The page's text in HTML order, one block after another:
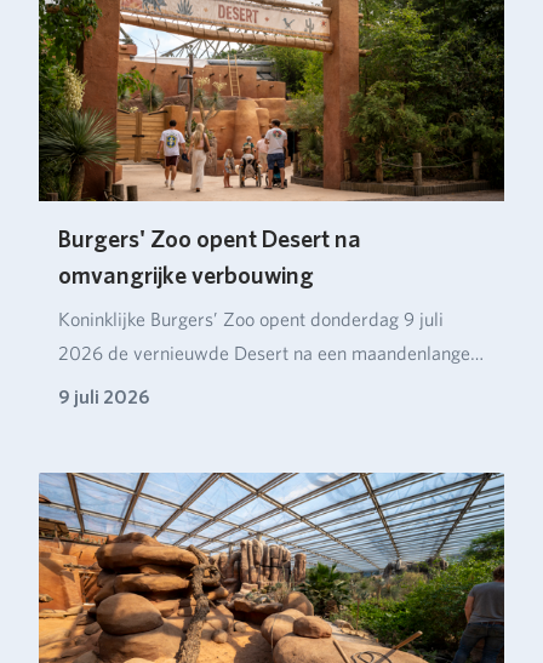
Burgers' Zoo opent Desert na
omvangrijke verbouwing
Koninklijke Burgers’ Zoo opent donderdag 9 juli
2026 de vernieuwde Desert na een maandenlange
verbou…
9 juli 2026